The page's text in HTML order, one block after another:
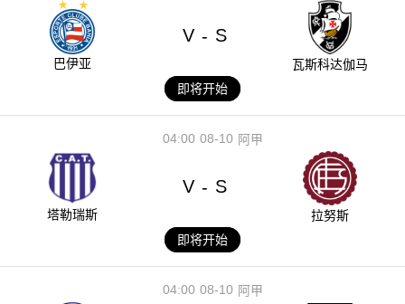
巴伊亚
V - S
瓦斯科达伽马
即将开始
08-10
04:00 阿甲
塔勒瑞斯
V - S
拉努斯
即将开始
08-10
04:00 阿甲